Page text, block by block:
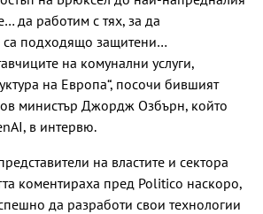
да работим с тях, за да
са подходящо защитени…
на комунални услуги,
на Европа“, посочи бившият
министър Джордж Озбърн, който
в интервю.
на властите и сектора
коментираха пред Politico наскоро,
да разработи свои технологии